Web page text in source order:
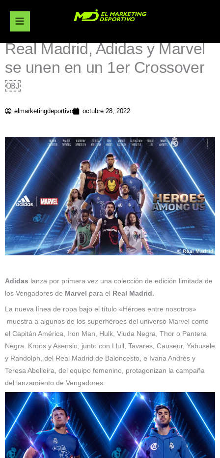
contenido
Real Madrid, Adidas y Marvel
se unen en un 1er Crossover
￼
elmarketingdeportivo octubre 28, 2022
Adidas lanza por primera vez una colección de edición limitada de
los Vengadores de Marvel para el Real Madrid.
La nueva línea de ropa bajo el título «Héroes entre nosotros»
muestra a algunos de los superhéroes del universo Marvel como
el Capitán América, Iron Man, Hulk, Viuda Negra, Thor o Pantera
Negra. Kroos y Asensio, junto con Llull, Tavares, Causeur, Yabusele
y Randolph, del Real Madrid de Baloncesto, e Ivana Andrés y
Teresa Abelleira, del equipo femenino, protagonizan la campaña
del lanzamiento de Vengadores.